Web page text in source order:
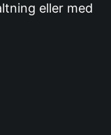
eller med